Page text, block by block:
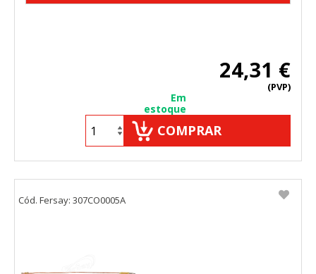
24,31 €
(PVP)
Em
estoque
COMPRAR
Cód. Fersay: 307CO0005A